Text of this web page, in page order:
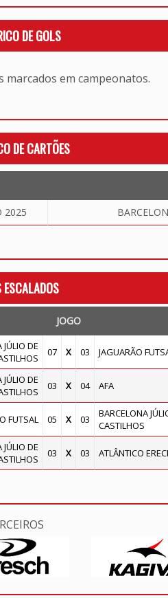
DE GOLS
em campeonatos.
DE CARTÕES
2025
ESCALADOS
JOGO
JÚLIO DE
07 X 03 JAGUARÃO
JÚLIO DE
03 X 04 AFA
FUTSAL 05 X 03
BARCELONA
CASTILHOS
JÚLIO DE
03 X 03 ATLÂNTICO